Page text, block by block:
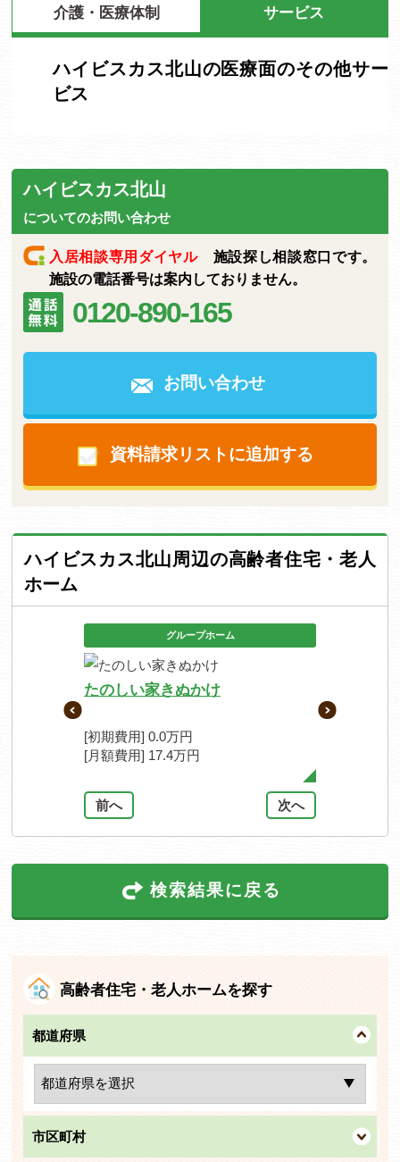
介護・医療体制 サービス
ハイビスカス北山の医療面のその他サー
ビス
ハイビスカス北山
についてのお問い合わせ
入居相談専用ダイヤル施設探し相談窓口です。
施設の電話番号は案内しておりません。
0120-890-165
お問い合わせ
資料請求リストに追加する
ハイビスカス北山周辺の高齢者住宅・老人
ホーム
グループホーム
たのしい家きぬかけ
[初期費用] 0.0万円
[月額費用] 17.4万円
前へ 次へ
検索結果に戻る
高齢者住宅・老人ホームを探す
都道府県
市区町村